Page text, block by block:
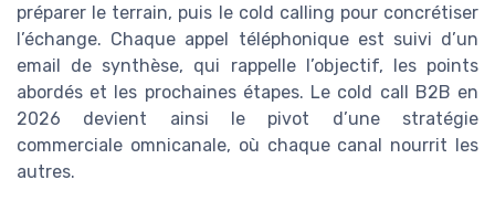
préparer le terrain, puis le cold calling pour concrétiser
l’échange. Chaque appel téléphonique est suivi d’un
email de synthèse, qui rappelle l’objectif, les points
abordés et les prochaines étapes. Le cold call B2B en
2026 devient ainsi le pivot d’une stratégie
commerciale omnicanale, où chaque canal nourrit les
autres.